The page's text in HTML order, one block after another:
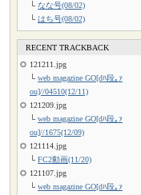
└ なな号(08/02)
└ はち号(08/02)
RECENT TRACKBACK
121211.jpg
└ web magazine GO[dﾊ段｡ｧ
ou]//04510(12/11)
121209.jpg
└ web magazine GO[dﾊ段｡ｧ
ou]//1675(12/09)
121114.jpg
└ FC2動画(11/20)
121107.jpg
└ web magazine GO[dﾊ段｡ｧ